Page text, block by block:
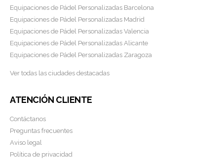
Equipaciones de Pádel Personalizadas Barcelona
Equipaciones de Pádel Personalizadas Madrid
Equipaciones de Pádel Personalizadas Valencia
Equipaciones de Pádel Personalizadas Alicante
Equipaciones de Pádel Personalizadas Zaragoza
Ver todas las ciudades destacadas
ATENCIÓN CLIENTE
Contáctanos
Preguntas frecuentes
Aviso legal
Política de privacidad